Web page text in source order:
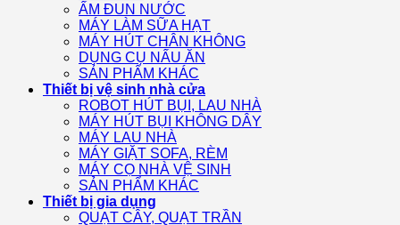
ẤM ĐUN NƯỚC
MÁY LÀM SỮA HẠT
MÁY HÚT CHÂN KHÔNG
DỤNG CỤ NẤU ĂN
SẢN PHẨM KHÁC
Thiết bị vệ sinh nhà cửa
ROBOT HÚT BỤI, LAU NHÀ
MÁY HÚT BỤI KHÔNG DÂY
MÁY LAU NHÀ
MÁY GIẶT SOFA, RÈM
MÁY CỌ NHÀ VỆ SINH
SẢN PHẨM KHÁC
Thiết bị gia dụng
QUẠT CÂY, QUẠT TRẦN